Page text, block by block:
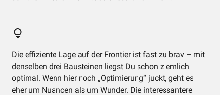
Die effiziente Lage auf der Frontier ist fast zu brav – mit
denselben drei Bausteinen liegst Du schon ziemlich
optimal. Wenn hier noch „Optimierung“ juckt, geht es
eher um Nuancen als um Wunder. Die interessantere